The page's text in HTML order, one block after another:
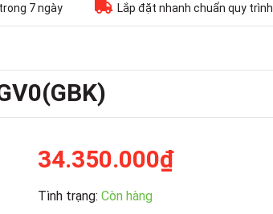
7 ngày Lắp đặt nhanh chuẩn quy trình
34.350.000₫
Tình trạng: Còn hàng